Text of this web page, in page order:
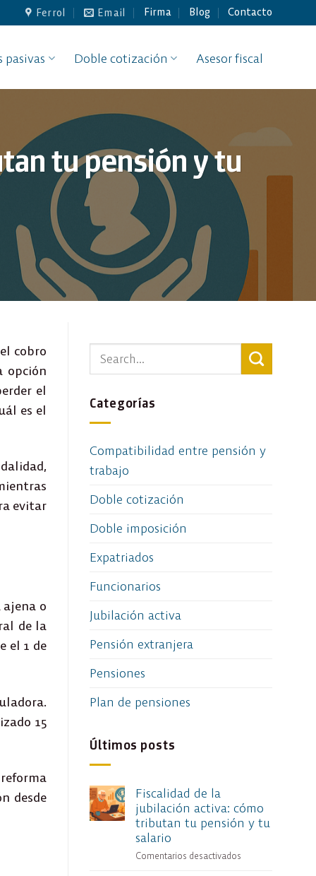
Ferrol Email Firma Blog Contacto
pasivas Doble cotización Asesor fiscal
tu pensión y tu
cobro
opción
el
es el
evitar
o
de la
el 1 de
15
desde
Categorías
Compatibilidad entre pensión y
trabajo
Doble cotización
Doble imposición
Expatriados
Funcionarios
Jubilación activa
Pensión extranjera
Pensiones
Plan de pensiones
Últimos posts
Fiscalidad de la
jubilación activa: cómo
tributan tu pensión y tu
salario
Comentarios desactivados